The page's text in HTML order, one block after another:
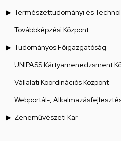
Természettudományi és
Továbbképzési Központ
Tudományos Főigazgatóság
UNIPASS Kártyamenedzsment
Vállalati Koordinációs Központ
Webportál-,
Zeneművészeti Kar